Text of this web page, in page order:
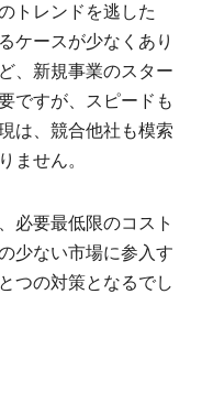
トレンドを逃した
ケースが少なくあり
、新規事業のスター
ですが、スピードも
は、競合他社も模索
ません。
必要最低限のコスト
少ない市場に参入す
つの対策となるでし